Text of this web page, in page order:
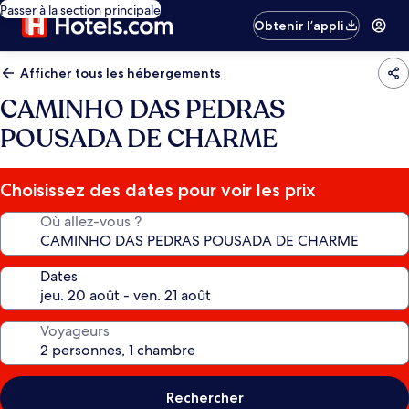
Passer à la section principale
Obtenir l’appli
Afficher tous les hébergements
CAMINHO DAS PEDRAS
POUSADA DE CHARME
Choisissez des dates pour voir les prix
Où allez-vous ?
Dates
Voyageurs
Rechercher